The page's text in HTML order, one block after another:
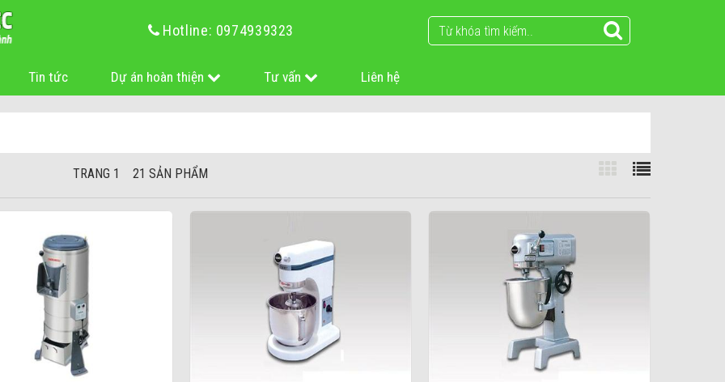
Hotline: 0974939323
Tin tức Dự án hoàn thiện Tư vấn Liên hệ
TRANG 1 21 SẢN PHẨM